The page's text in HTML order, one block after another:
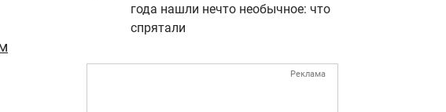
года нашли нечто необычное: что
спрятали
Реклама